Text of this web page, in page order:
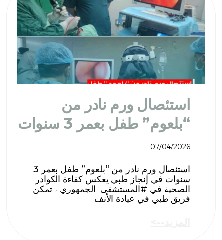
استئصال ورم نادر من
“بلعوم” طفل بعمر 3 سنوات
07/04/2026
استئصال ورم نادر من “بلعوم” طفل بعمر 3
سنوات ​في إنجاز طبي يعكس كفاءة الكوادر
الصحية في #المستشفى_الجمهوري ، تمكن
فريق طبي في عيادة الأنف